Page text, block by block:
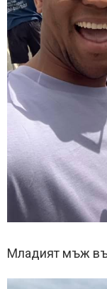
Младият мъж